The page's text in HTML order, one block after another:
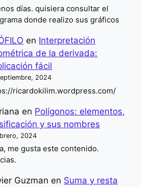
días. quisiera consultar el
donde realizo sus gráficos
en Interpretación
de la derivada:
fácil
2024
ricardokilim.wordpress.com/
en Polígonos: elementos,
y sus nombres
2024
me gusta este contenido.
Guzman en Suma y resta